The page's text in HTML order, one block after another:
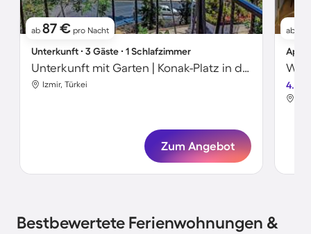
ab 87 € pro Nacht
Unterkunft ∙ 3 Gäste ∙ 1 Schlafzimmer
Unterkunft mit Garten | Konak-Platz in der Nähe
Izmir, Türkei
Zum Angebot
ab
4.6
Bestbewertete Ferienwohnungen &